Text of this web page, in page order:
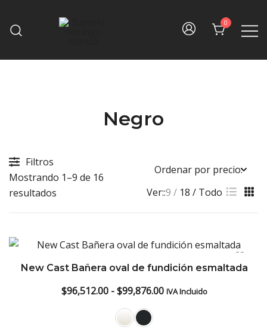
content
Baníssimo
Fine bath design
0
Negro
Filtros
Mostrando 1–9 de 16
resultados
high
low
Ver::9 18 Todo
New Cast Bañera oval de fundición esmaltada
$96,512.00 - $99,876.00Rango
IVA Incluido